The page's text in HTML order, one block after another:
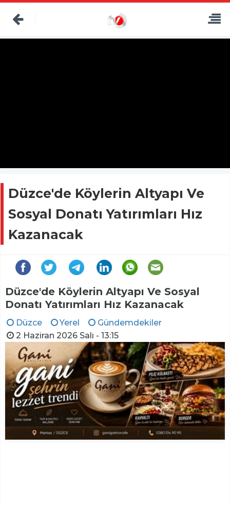
Düzce'de Köylerin Altyapı Ve
Sosyal Donatı Yatırımları Hız
Kazanacak
Düzce'de Köylerin Altyapı Ve Sosyal
Donatı Yatırımları Hız Kazanacak
Düzce Yerel
Gündemdekiler
2 Haziran 2026 Salı - 13:15